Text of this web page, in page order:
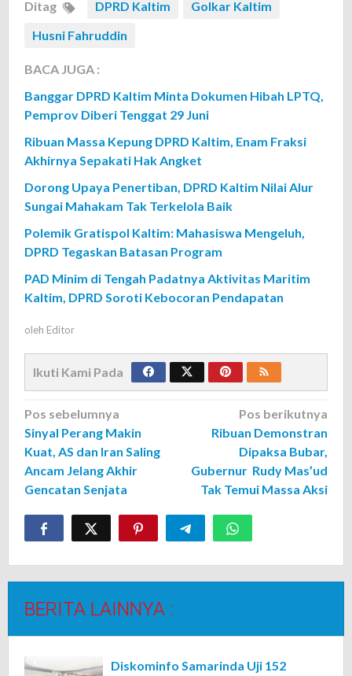
Ditag DPRD Kaltim
Golkar Kaltim
Husni Fahruddin
BACA JUGA :
Banggar DPRD Kaltim Minta Dokumen Hibah LPTQ,
Pemprov Diberi Tenggat 29 Juni
Ribuan Massa Kepung DPRD Kaltim, Enam Fraksi
Akhirnya Sepakati Hak Angket
Dorong Upaya Penertiban, DPRD Kaltim Nilai Alur
Sungai Mahakam Tak Terkelola Baik
Polemik Gratispol Kaltim: Mahasiswa Mengeluh,
DPRD Tegaskan Batasan Program
PAD Minim di Tengah Padatnya Aktivitas Maritim
Kaltim, DPRD Soroti Kebocoran Pendapatan
oleh Editor
Ikuti Kami Pada
Navigasi
pos
Pos sebelumnya
Sinyal Perang Makin
Kuat, AS dan Iran Saling
Ancam Jelang Akhir
Gencatan Senjata
Pos berikutnya
Ribuan Demonstran
Dipaksa Bubar,
Gubernur Rudy Mas’ud
Tak Temui Massa Aksi
BERITA LAINNYA :
Diskominfo Samarinda Uji 152